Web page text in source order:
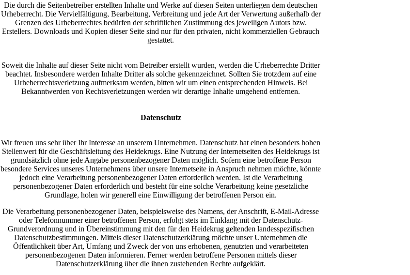
Die durch die Seitenbetreiber erstellten Inhalte und Werke auf diesen Seiten unterliegen dem deutschen
Urheberrecht. Die Vervielfältigung, Bearbeitung, Verbreitung und jede Art der Verwertung außerhalb der
Grenzen des Urheberrechtes bedürfen der schriftlichen Zustimmung des jeweiligen Autors bzw.
Erstellers. Downloads und Kopien dieser Seite sind nur für den privaten, nicht kommerziellen Gebrauch
gestattet.
Soweit die Inhalte auf dieser Seite nicht vom Betreiber erstellt wurden, werden die Urheberrechte Dritter
beachtet. Insbesondere werden Inhalte Dritter als solche gekennzeichnet. Sollten Sie trotzdem auf eine
Urheberrechtsverletzung aufmerksam werden, bitten wir um einen entsprechenden Hinweis. Bei
Bekanntwerden von Rechtsverletzungen werden wir derartige Inhalte umgehend entfernen.
Datenschutz
Wir freuen uns sehr über Ihr Interesse an unserem Unternehmen. Datenschutz hat einen besonders hohen
Stellenwert für die Geschäftsleitung des Heidekrugs. Eine Nutzung der Internetseiten des Heidekrugs ist
grundsätzlich ohne jede Angabe personenbezogener Daten möglich. Sofern eine betroffene Person
besondere Services unseres Unternehmens über unsere Internetseite in Anspruch nehmen möchte, könnte
jedoch eine Verarbeitung personenbezogener Daten erforderlich werden. Ist die Verarbeitung
personenbezogener Daten erforderlich und besteht für eine solche Verarbeitung keine gesetzliche
Grundlage, holen wir generell eine Einwilligung der betroffenen Person ein.
Die Verarbeitung personenbezogener Daten, beispielsweise des Namens, der Anschrift, E-Mail-Adresse
oder Telefonnummer einer betroffenen Person, erfolgt stets im Einklang mit der Datenschutz-
Grundverordnung und in Übereinstimmung mit den für den Heidekrug geltenden landesspezifischen
Datenschutzbestimmungen. Mittels dieser Datenschutzerklärung möchte unser Unternehmen die
Öffentlichkeit über Art, Umfang und Zweck der von uns erhobenen, genutzten und verarbeiteten
personenbezogenen Daten informieren. Ferner werden betroffene Personen mittels dieser
Datenschutzerklärung über die ihnen zustehenden Rechte aufgeklärt.